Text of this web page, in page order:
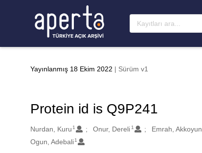
Yayınlanmış 18 Ekim 2022 | Sürüm v1
Protein id is Q9P241
Oluşturanlar
Nurdan, Kuru 1 Onur, Dereli 1 Emrah, Akkoyun
Ogun, Adebali 1